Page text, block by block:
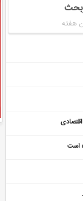
هفته
است